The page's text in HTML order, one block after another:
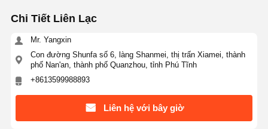
Chi Tiết Liên Lạc
Mr. Yangxin
Con đường Shunfa số 6, làng Shanmei, thị trấn Xiamei, thành
phố Nan'an, thành phố Quanzhou, tỉnh Phú Tĩnh
+8613599988893
Liên hệ với bây giờ